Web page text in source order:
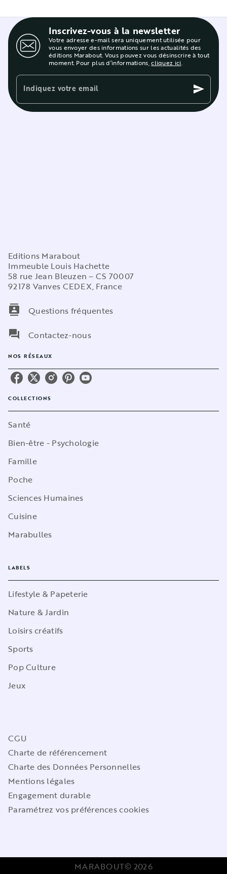
Inscrivez-vous à la newsletter
Votre adresse e-mail sera uniquement utilisée pour
vous envoyer des informations sur les actualités des
éditions Marabout. Vous pouvez vous désinscrire à tout
moment. Pour plus d’informations,cliquez ici.
Indiquez votre email send
Editions Marabout
Immeuble Louis Hachette
58 rue Jean Bleuzen – CS 70007
92178 Vanves CEDEX, France
contacts
Questions fréquentes
question_answer
Contactez-nous
NOS RÉSEAUX
COLLECTIONS
Santé
Bien-être - Psychologie
Famille
Poche
Sciences Humaines
Cuisine
Marabulles
LABELS
Lifestyle & Papeterie
Nature & Jardin
Loisirs créatifs
Sports
Pop Culture
Jeux
CGU
Charte de référencement
Charte des Données Personnelles
Mentions légales
Engagement durable
Paramétrez vos préférences cookies
MARABOUT© 2026